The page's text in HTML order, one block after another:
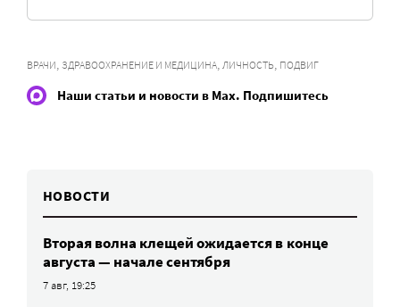
ВРАЧИ ЗДРАВООХРАНЕНИЕ И МЕДИЦИНА ЛИЧНОСТЬ ПОДВИГ
Наши статьи и новости в Max. Подпишитесь
НОВОСТИ
Вторая волна клещей ожидается в конце
августа — начале сентября
7 авг, 19:25